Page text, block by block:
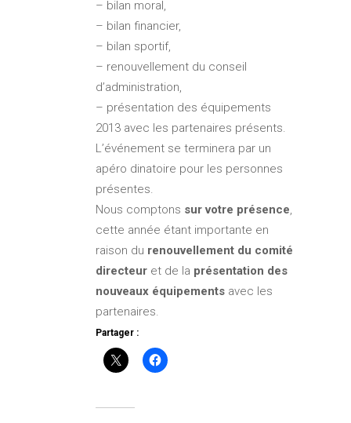
– bilan moral,
– bilan financier,
– bilan sportif,
– renouvellement du conseil
d’administration,
– présentation des équipements
2013 avec les partenaires présents.
L’événement se terminera par un
apéro dinatoire pour les personnes
présentes.
Nous comptons sur votre présence,
cette année étant importante en
raison du renouvellement du comité
directeur et de la présentation des
nouveaux équipements avec les
partenaires.
Partager :